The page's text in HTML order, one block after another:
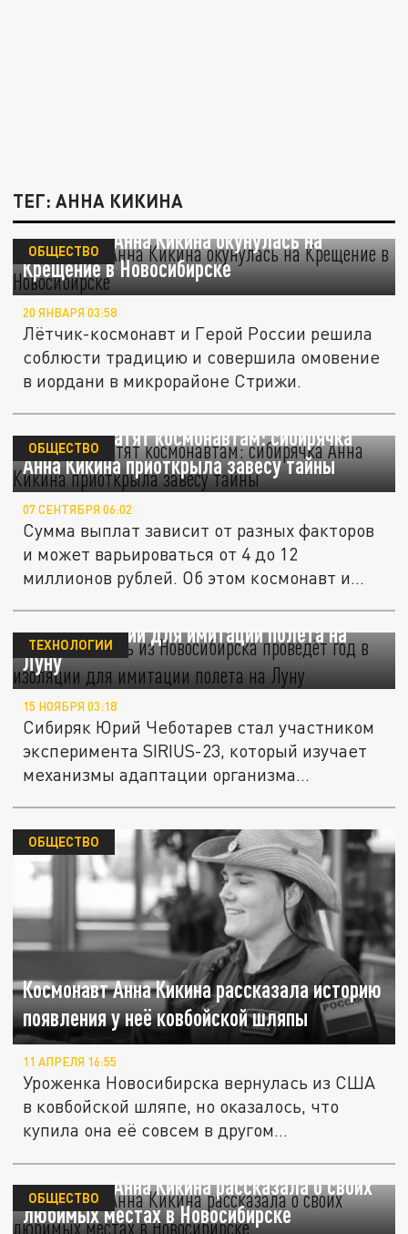
ТЕГ: АННА КИКИНА
Космонавт Анна Кикина окунулась на
Крещение в Новосибирске
ОБЩЕСТВО
20 ЯНВАРЯ 03:58
Лётчик-космонавт и Герой России решила
соблюсти традицию и совершила омовение
в иордани в микрорайоне Стрижи.
Сколько платят космонавтам: сибирячка
Анна Кикина приоткрыла завесу тайны
ОБЩЕСТВО
07 СЕНТЯБРЯ 06:02
Сумма выплат зависит от разных факторов
и может варьироваться от 4 до 12
миллионов рублей. Об этом космонавт и...
Исследователь из Новосибирска проведёт
год в изоляции для имитации полета на
Луну
ТЕХНОЛОГИИ
15 НОЯБРЯ 03:18
Сибиряк Юрий Чеботарев стал участником
эксперимента SIRIUS-23, который изучает
механизмы адаптации организма...
Космонавт Анна Кикина рассказала историю
появления у неё ковбойской шляпы
ОБЩЕСТВО
11 АПРЕЛЯ 16:55
Уроженка Новосибирска вернулась из США
в ковбойской шляпе, но оказалось, что
купила она её совсем в другом...
Космонавт Анна Кикина рассказала о своих
любимых местах в Новосибирске
ОБЩЕСТВО